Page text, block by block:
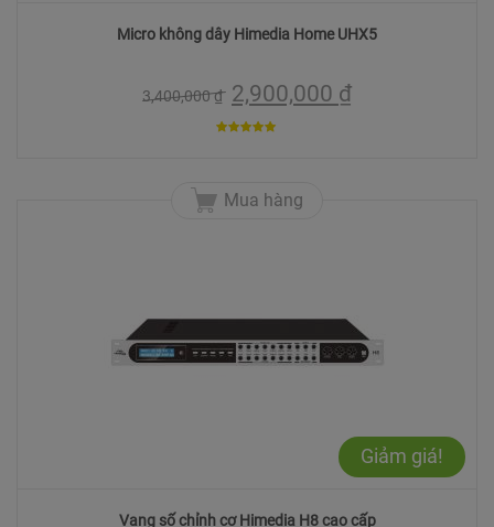
Micro không dây Himedia Home UHX5
3,400,000₫ 2,900,000 ₫
Mua hàng
Giảm giá!
Vang số chỉnh cơ Himedia H8 cao cấp